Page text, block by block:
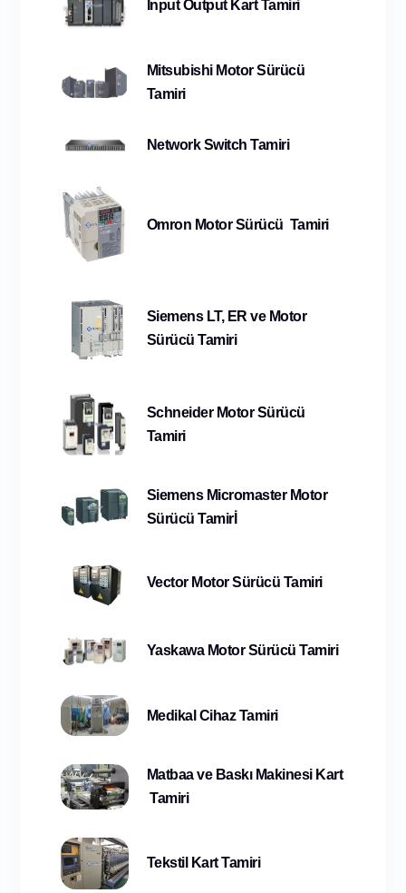
İnput Output Kart Tamiri
Mitsubishi Motor Sürücü
Tamiri
Network Switch Tamiri
Omron Motor Sürücü Tamiri
Siemens LT, ER ve Motor
Sürücü Tamiri
Schneider Motor Sürücü
Tamiri
Siemens Micromaster Motor
Sürücü Tamirİ
Vector Motor Sürücü Tamiri
Yaskawa Motor Sürücü Tamiri
Medikal Cihaz Tamiri
Matbaa ve Baskı Makinesi Kart
Tamiri
Tekstil Kart Tamiri